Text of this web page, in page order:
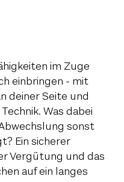
im Zuge
einbringen - mit
deiner Seite und
Was dabei
sonst
Ein sicherer
Vergütung und das
auf ein langes